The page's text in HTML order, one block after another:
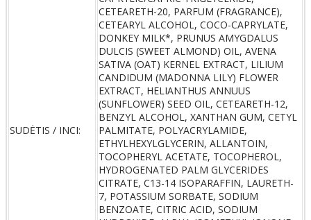
SUDĖTIS / INCI:
CETEARETH-20, PARFUM (FRAGRANCE),
CETEARYL ALCOHOL, COCO-CAPRYLATE,
DONKEY MILK*, PRUNUS AMYGDALUS
DULCIS (SWEET ALMOND) OIL, AVENA
SATIVA (OAT) KERNEL EXTRACT, LILIUM
CANDIDUM (MADONNA LILY) FLOWER
EXTRACT, HELIANTHUS ANNUUS
(SUNFLOWER) SEED OIL, CETEARETH-12,
BENZYL ALCOHOL, XANTHAN GUM, CETYL
PALMITATE, POLYACRYLAMIDE,
ETHYLHEXYLGLYCERIN, ALLANTOIN,
TOCOPHERYL ACETATE, TOCOPHEROL,
HYDROGENATED PALM GLYCERIDES
CITRATE, C13-14 ISOPARAFFIN, LAURETH-
7, POTASSIUM SORBATE, SODIUM
BENZOATE, CITRIC ACID, SODIUM